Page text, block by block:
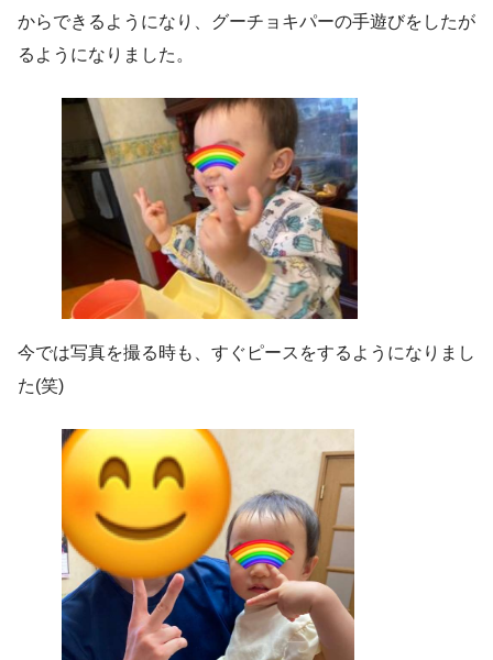
からできるようになり、グーチョキパーの手遊びをしたが
るようになりました。
今では写真を撮る時も、すぐピースをするようになりまし
た(笑)